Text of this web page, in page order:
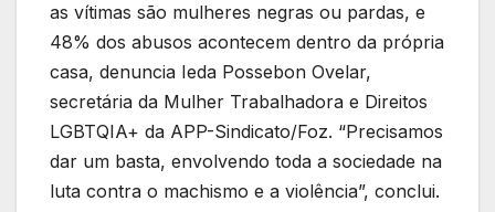
as vítimas são mulheres negras ou pardas, e
48% dos abusos acontecem dentro da própria
casa, denuncia Ieda Possebon Ovelar,
secretária da Mulher Trabalhadora e Direitos
LGBTQIA+ da APP-Sindicato/Foz. “Precisamos
dar um basta, envolvendo toda a sociedade na
luta contra o machismo e a violência”, conclui.